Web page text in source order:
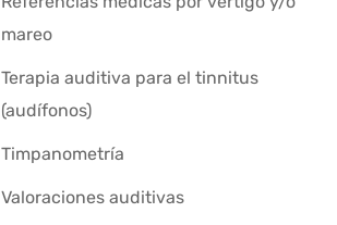
mareo
Terapia auditiva para el tinnitus
(audífonos)
Timpanometría
Valoraciones auditivas